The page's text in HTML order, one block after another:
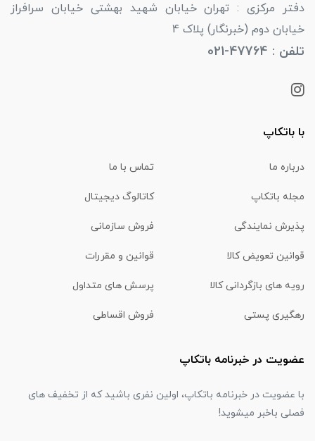
دفتر مرکزی : تهران خیابان شهید بهشتی خیابان سرافراز
خیابان دوم (خبرنگار) پلاک 4
تلفن : 47764-021
با باتکاپ
درباره ما تماس با ما
مجله باتکاپ کاتالوگ دیجیتال
پذیرش نمایندگی فروش سازمانی
قوانین تعویض کالا قوانین و مقررات
رویه های بازگردانی کالا پرسش های متداول
رهگیری پستی فروش اقساطی
عضویت در خبرنامه باتکاپ
با عضویت در خبرنامه باتکاپ، اولین نفری باشید که از تخفیف های
فصلی باخبر میشوید!